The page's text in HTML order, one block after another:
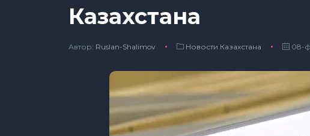
Казахстана
Автор: Ruslan-Shalimov Новости Казахстана 08-